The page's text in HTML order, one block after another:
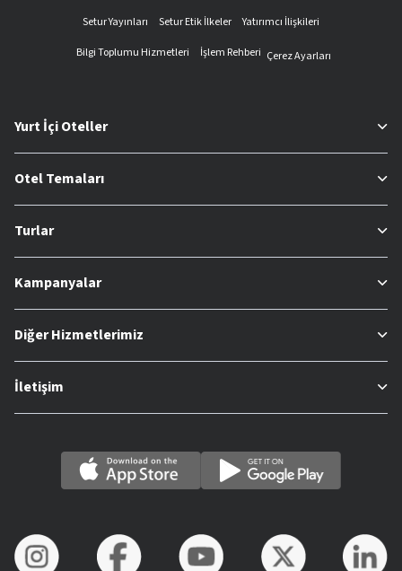
Setur Yayınları
Setur Etik İlkeler
Yatırımcı İlişkileri
Bilgi Toplumu Hizmetleri
İşlem Rehberi Çerez Ayarları
Yurt İçi Oteller
Otel Temaları
Turlar
Kampanyalar
Diğer Hizmetlerimiz
İletişim